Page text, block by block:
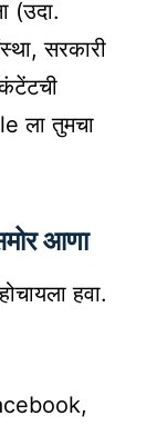
(उदा.
सरकारी
ला तुमचा
आणा
हवा.